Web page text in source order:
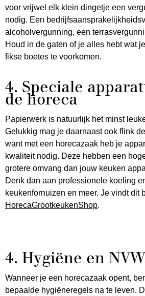
voor vrijwel elk klein dingetje een
nodig. Een
alcoholvergunning, een
Houd in de gaten of je alles hebt wat
fikse boetes te voorkomen.
4. Speciale
de horeca
Papierwerk is natuurlijk het minst
Gelukkig mag je daarnaast ook flink
want met een horecazaak heb je
kwaliteit nodig. Deze hebben een
grotere omvang dan jouw keuken
Denk dan aan professionele koeling
keukenfornuizen en meer. Je vindt dit
HorecaGrootkeukenShop.
4. Hygiëne en
Wanneer je een horecazaak opent,
bepaalde hygiëneregels na te leven.